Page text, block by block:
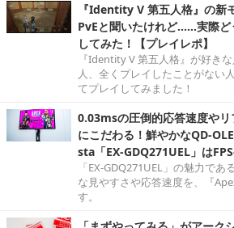
『Identity V 第五人格』の新
PvEと聞いたけれど……実際ど
してみた！【プレイレポ】
『Identity V 第五人格』が好き
人、全くプレイしたことがない
てプレイしてみました！
0.03msの圧倒的応答速度や
にこだわる！鮮やかなQD-
sta「EX-GDQ271UEL」は
「EX-GDQ271UEL」の魅力で
な見やすさや応答速度を、『
す。